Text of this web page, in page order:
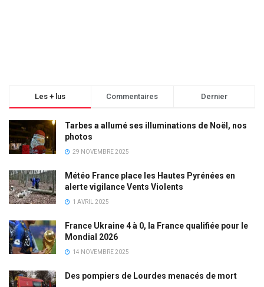
Les + lus Commentaires Dernier
Tarbes a allumé ses illuminations de Noël, nos
photos
29 NOVEMBRE 2025
Météo France place les Hautes Pyrénées en
alerte vigilance Vents Violents
1 AVRIL 2025
France Ukraine 4 à 0, la France qualifiée pour le
Mondial 2026
14 NOVEMBRE 2025
Des pompiers de Lourdes menacés de mort